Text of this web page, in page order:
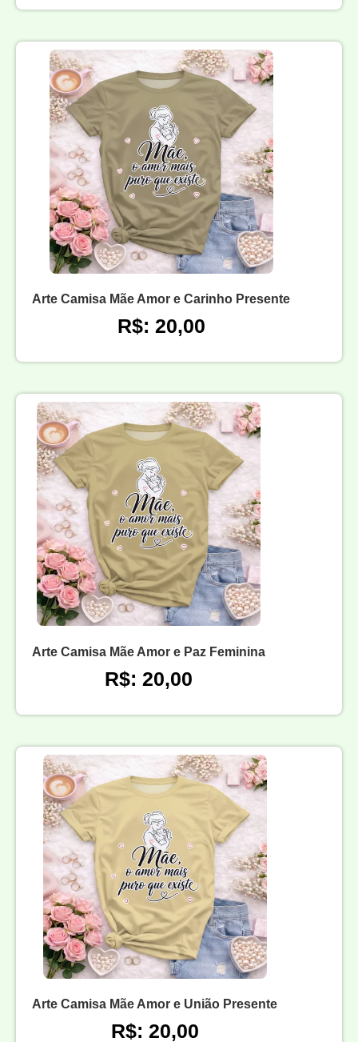
Arte Camisa Mãe Amor e Carinho Presente
R$: 20,00
Arte Camisa Mãe Amor e Paz Feminina
R$: 20,00
Arte Camisa Mãe Amor e União Presente
R$: 20,00